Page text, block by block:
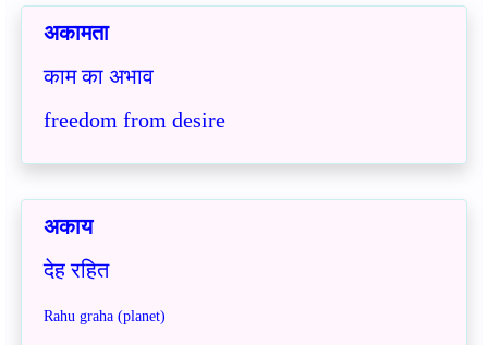
अकामता
काम का अभाव
freedom from desire
अकाय
देह रहित
Rahu graha (planet)